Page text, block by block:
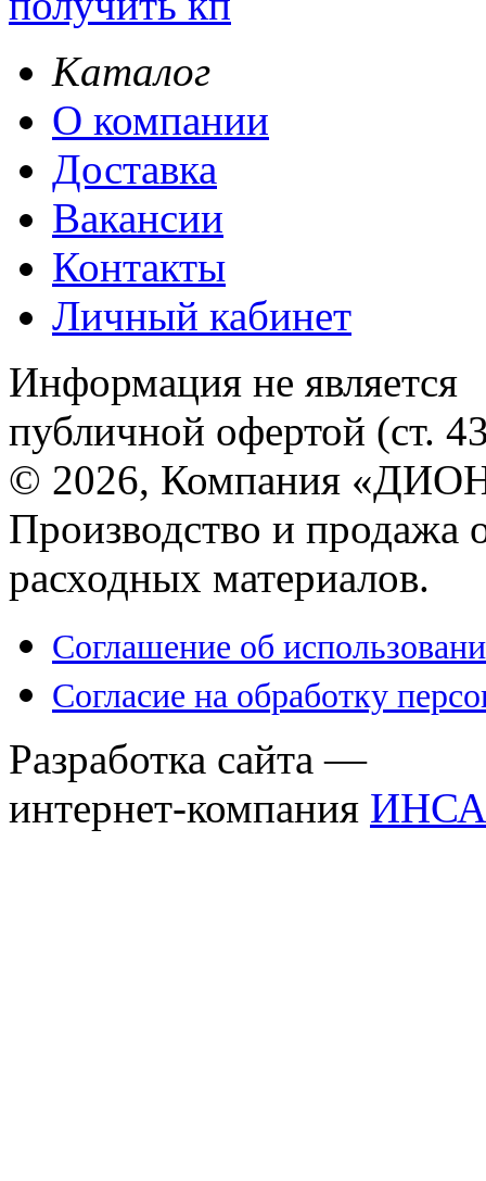
Каталог
О компании
Доставка
Вакансии
Контакты
Личный кабинет
Информация не является
публичной офертой (ст.
© 2026, Компания
Производство и продажа
расходных материалов.
Соглашение об
Согласие на обработку
Разработка сайта —
интернет-компания